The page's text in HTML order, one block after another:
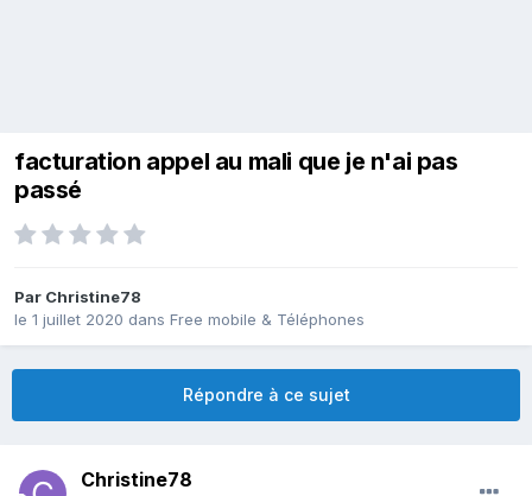
facturation appel au mali que je n'ai pas
passé
Par Christine78
le 1 juillet 2020 dans Free mobile & Téléphones
Répondre à ce sujet
Christine78